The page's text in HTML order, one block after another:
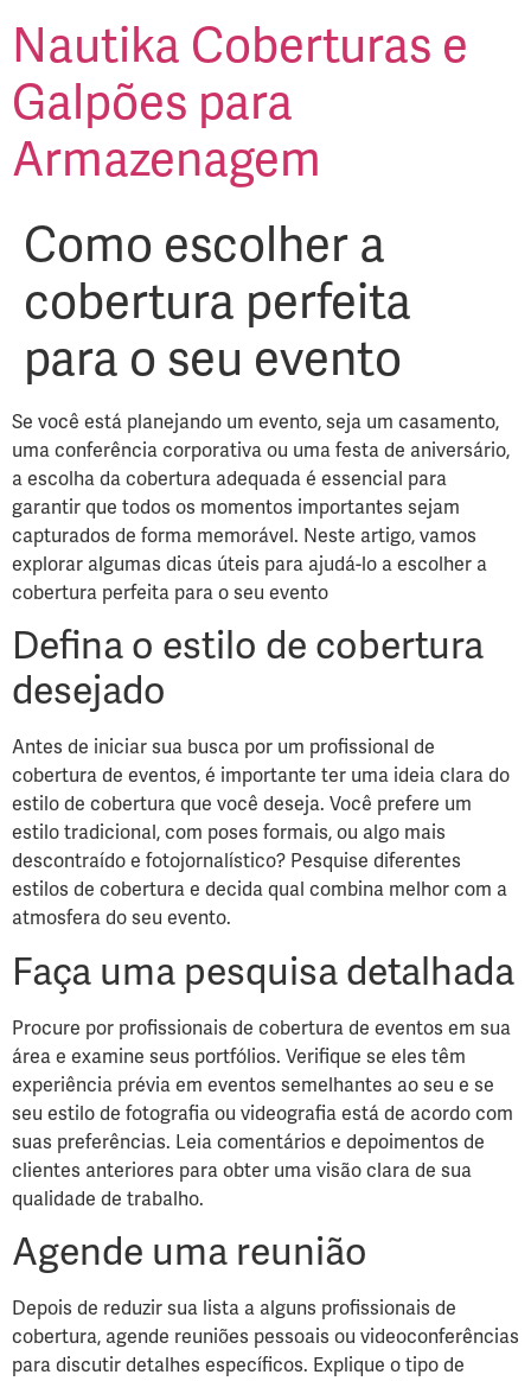
Nautika Coberturas e
Galpões para
Armazenagem
Como escolher a
cobertura perfeita
para o seu evento
Se você está planejando um evento, seja um casamento,
uma conferência corporativa ou uma festa de aniversário,
a escolha da cobertura adequada é essencial para
garantir que todos os momentos importantes sejam
capturados de forma memorável. Neste artigo, vamos
explorar algumas dicas úteis para ajudá-lo a escolher a
cobertura perfeita para o seu evento
Defina o estilo de cobertura
desejado
Antes de iniciar sua busca por um profissional de
cobertura de eventos, é importante ter uma ideia clara do
estilo de cobertura que você deseja. Você prefere um
estilo tradicional, com poses formais, ou algo mais
descontraído e fotojornalístico? Pesquise diferentes
estilos de cobertura e decida qual combina melhor com a
atmosfera do seu evento.
Faça uma pesquisa detalhada
Procure por profissionais de cobertura de eventos em sua
área e examine seus portfólios. Verifique se eles têm
experiência prévia em eventos semelhantes ao seu e se
seu estilo de fotografia ou videografia está de acordo com
suas preferências. Leia comentários e depoimentos de
clientes anteriores para obter uma visão clara de sua
qualidade de trabalho.
Agende uma reunião
Depois de reduzir sua lista a alguns profissionais de
cobertura, agende reuniões pessoais ou videoconferências
para discutir detalhes específicos. Explique o tipo de